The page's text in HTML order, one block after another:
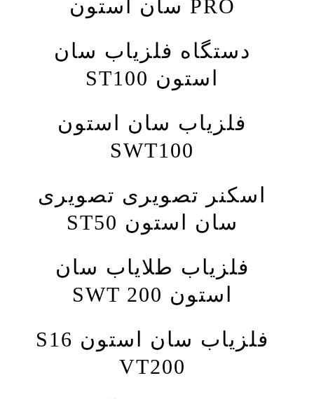
PRO سان استون
دستگاه فلزیاب سان
استون ST100
فلزیاب سان استون
SWT100
اسکنر تصویری تصویری
سان استون ST50
فلزیاب طلایاب سان
استون SWT 200
فلزیاب سان استون S16
VT200